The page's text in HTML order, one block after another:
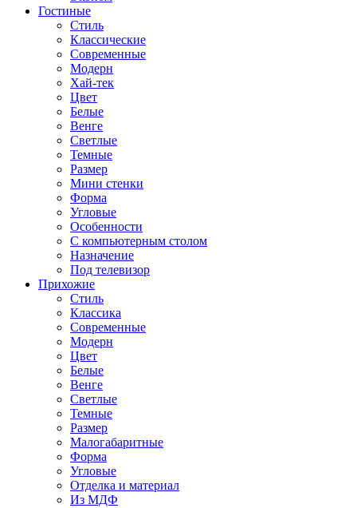
Гостиные
Стиль
Классические
Современные
Модерн
Хай-тек
Цвет
Белые
Венге
Светлые
Темные
Размер
Мини стенки
Форма
Угловые
Особенности
С компьютерным столом
Назначение
Под телевизор
Прихожие
Стиль
Классика
Современные
Модерн
Цвет
Белые
Венге
Светлые
Темные
Размер
Малогабаритные
Форма
Угловые
Отделка и материал
Из МДФ